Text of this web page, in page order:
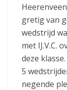
gretig van
wedstrijd
met IJ.V.C.
deze
5
negende